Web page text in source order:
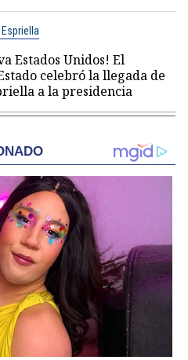
Estados Unidos! El
celebró la llegada de
a la presidencia